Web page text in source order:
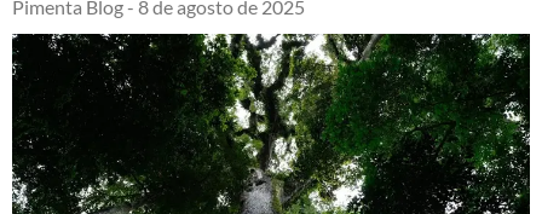
Pimenta Blog - 8 de agosto de 2025